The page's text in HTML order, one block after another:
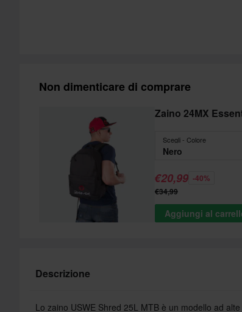
Non dimenticare di comprare
Zaino 24MX
Scegli - Colore
Nero
€20,99 -40%
€34,99
Aggiungi al
Descrizione
Lo zaino USWE Shred 25L MTB è un modello ad